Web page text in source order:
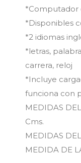
*Computador
*Disponibles
*2 idiomas
*letras,
carrera, reloj
*Incluye
funciona con
MEDIDAS
Cms.
MEDIDAS
MEDIDA DE